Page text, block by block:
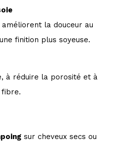
la douceur au
finition plus soyeuse.
à réduire la porosité et à
sur cheveux secs ou